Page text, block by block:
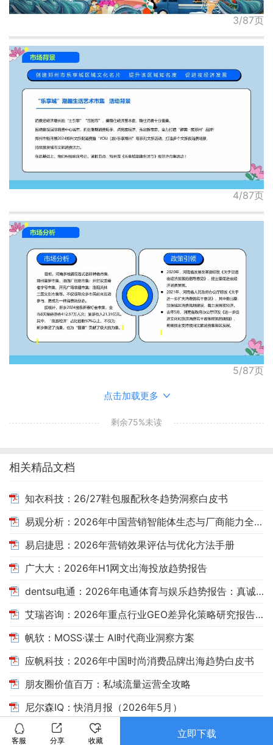
客服 分享 收藏
立即下载
3/87页
4/87页
5/87页
点击加载更多
剩余75%未读
相关精品文档
知衣科技：26/27鞋包服配秋冬趋势洞察白皮书
易观分析：2026年中国营销智能体生态与厂商能力全景报告
易启捷思：2026年营销效果评估与优化方法手册
广大大：2026年H1网文出海投放趋势报告
dentsu电通：2026年电通体育与娱乐趋势报告：真诚，自有引力
艾瑞咨询：2026年重点行业GEO差异化策略研究报告——消费决策场景AI搜索洞察
帆软：MOSS·谋士 AI时代商业洞察方案
应帆科技：2026年中国时尚消费品牌出海趋势白皮书
朋友圈价值百万：私域流量运营全攻略
尼尔森IQ：快消月报（2026年5月）